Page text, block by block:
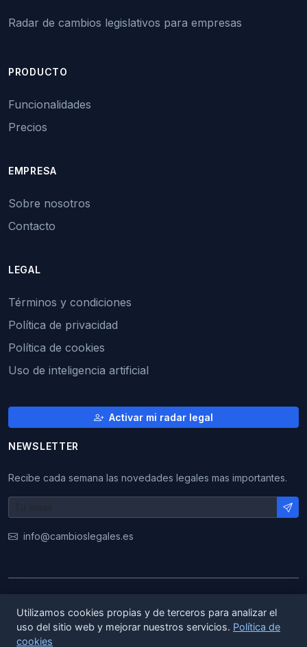
Radar de cambios legislativos para empresas
PRODUCTO
Funcionalidades
Precios
EMPRESA
Sobre nosotros
Contacto
LEGAL
Términos y condiciones
Política de privacidad
Política de cookies
Uso de inteligencia artificial
Activar mi radar legal
NEWSLETTER
Recibe cada semana las novedades legales mas importantes.
info@cambioslegales.es
reservados.
Utilizamos cookies propias y de terceros para analizar el
uso del sitio web y mejorar nuestros servicios. Política de
cookies